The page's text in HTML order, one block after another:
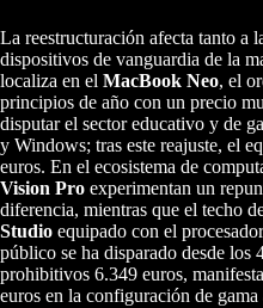
La reestructuración afecta tanto a
dispositivos de vanguardia de la
localiza en el MacBook Neo, el
principios de año con un precio
disputar el sector educativo y de
y Windows; tras este reajuste, el
euros. En el ecosistema de
Vision Pro experimentan un
diferencia, mientras que el techo
Studio equipado con el
público se ha disparado desde los
prohibitivos 6.349 euros,
euros en la configuración de gama